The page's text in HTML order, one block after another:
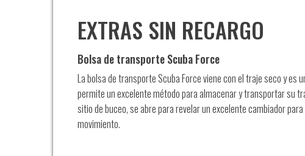
EXTRAS SIN RECARGO
Bolsa de transporte Scuba Force
La bolsa de transporte Scuba Force viene con el traje seco y es
permite un excelente método para almacenar y transportar su
sitio de buceo, se abre para revelar un excelente cambiador
movimiento.